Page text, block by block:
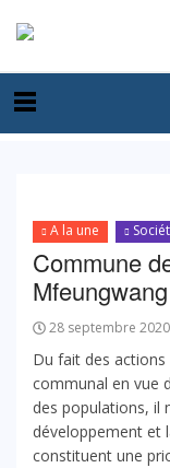
A la une
Commune
28 septembre 2020
Du fait des actions
communal en vue
des populations, il
développement et
constituent une